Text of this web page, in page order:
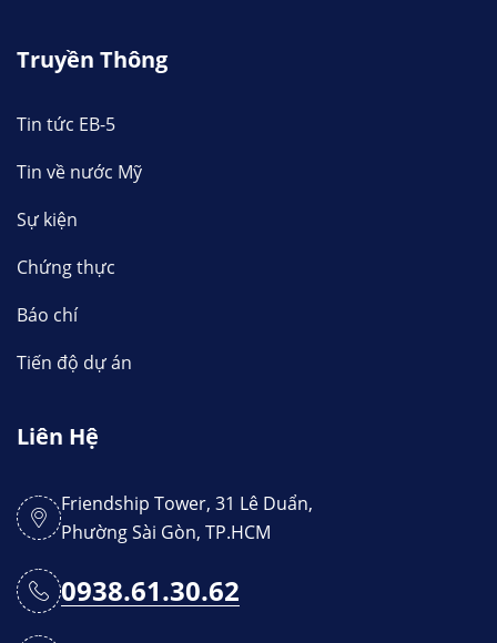
Truyền Thông
Tin tức EB-5
Tin về nước Mỹ
Sự kiện
Chứng thực
Báo chí
Tiến độ dự án
Liên Hệ
Friendship Tower, 31 Lê Duẩn,
Phường Sài Gòn, TP.HCM
0938.61.30.62